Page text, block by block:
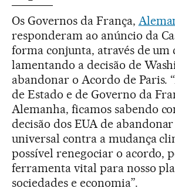
Os Governos da França,
responderam ao anúncio da
forma conjunta, através de um
lamentando a decisão de
abandonar o Acordo de Paris.
de Estado e de Governo da
Alemanha, ficamos sabendo
decisão dos EUA de
universal contra a mudança
possível renegociar o acordo,
ferramenta vital para nosso
sociedades e economia”.